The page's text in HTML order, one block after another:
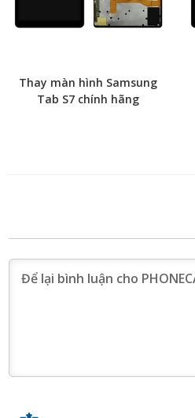
Thay màn hình Samsung
Tab S7 chính hãng